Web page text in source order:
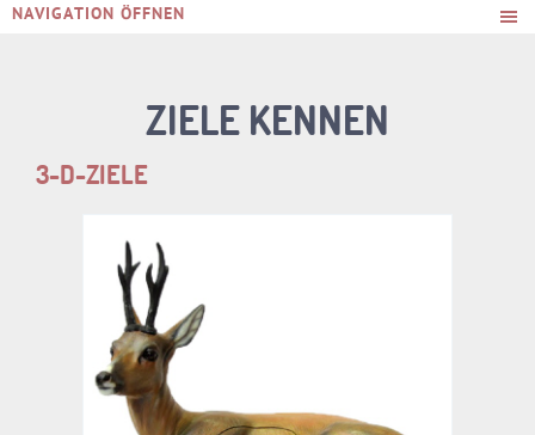
NAVIGATION ÖFFNEN
ZIELE KENNEN
3-D-ZIELE